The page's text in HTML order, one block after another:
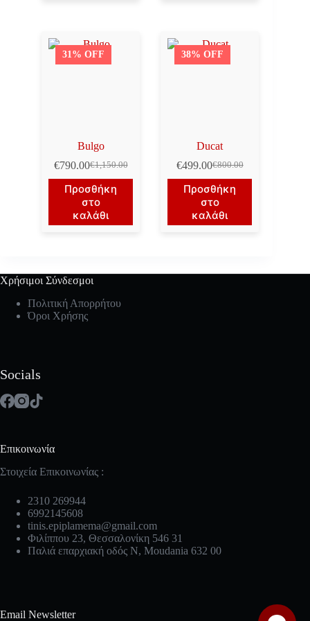
31% OFF
Bulgo
€1,150.00
Original
price
was:
€1,150.00.
€790.00Η
τρέχουσα
τιμή
είναι:
€790.00.
Προσθήκη
στο
καλάθι
38% OFF
Ducat
€800.00
Original
price
was:
€800.00.
€499.00Η
τρέχουσα
τιμή
είναι:
€499.00.
Προσθήκη
στο
καλάθι
Χρήσιμοι Σύνδεσμοι
Πολιτική Απορρήτου
Όροι Χρήσης
Socials
Επικοινωνία
Στοιχεία Επικοινωνίας :
2310 269944
6992145608
tinis.epiplamema@gmail.com
Φιλίππου 23, Θεσσαλονίκη 546 31
Παλιά επαρχιακή οδός Ν, Moudania 632 00
Email Newsletter